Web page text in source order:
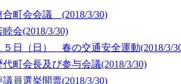
合町会会議 (2018/3/30)
会(2018/3/30)
５日（日） 春の交通安全運動(2018/3/
町会長及び参与会議(2018/3/30)
員選挙開票(2018/3/30)